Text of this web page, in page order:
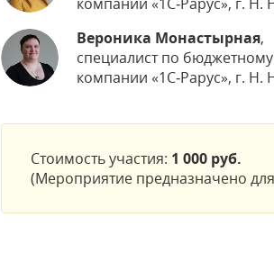
Вероника Монастырная,
специалист по
компании «1С‑Рарус», г. Н.
Стоимость участия: 1 000 руб.
(Мероприятие предназначено